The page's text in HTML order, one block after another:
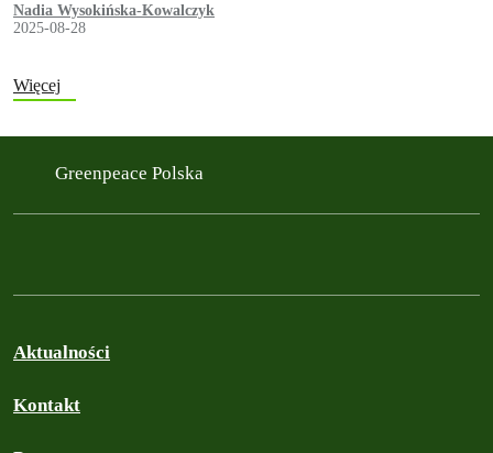
„zielony marketing” i nie dać się nabrać.
Nadia Wysokińska-Kowalczyk
2025-08-28
Więcej
Greenpeace Polska
Aktualności
Kontakt